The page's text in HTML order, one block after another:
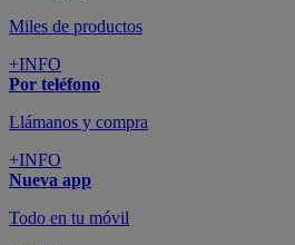
Miles de productos
+INFO
Por teléfono
Llámanos y compra
+INFO
Nueva app
Todo en tu móvil